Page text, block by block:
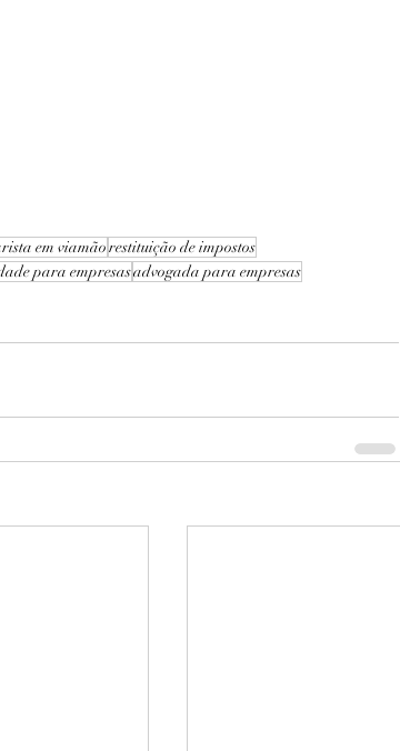
em viamãorestituição de impostos
para empresasadvogada para empresas